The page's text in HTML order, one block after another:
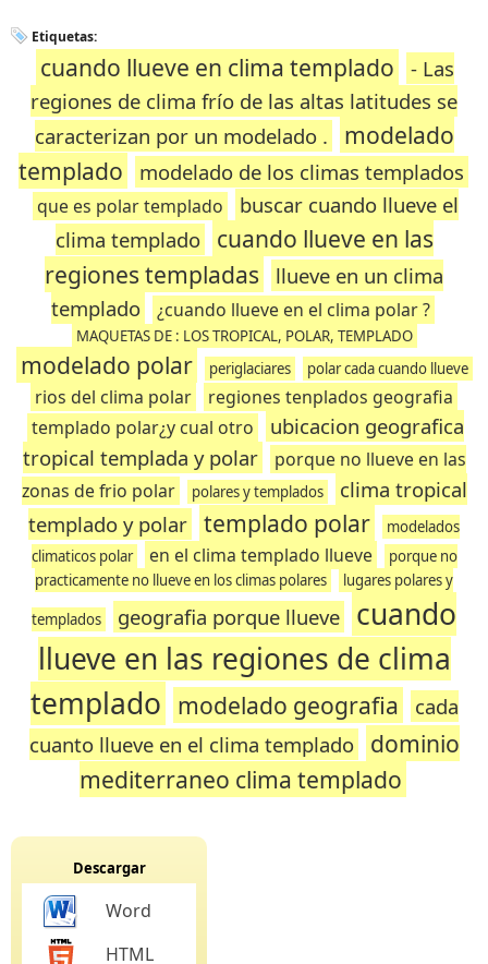
Etiquetas:
cuando llueve en clima templado
- Las
regiones de clima frío de las altas latitudes se
caracterizan por un modelado .
modelado
templado
modelado de los climas templados
que es polar templado
buscar cuando llueve el
clima templado
cuando llueve en las
regiones templadas
llueve en un clima
templado
¿cuando llueve en el clima polar ?
MAQUETAS DE : LOS TROPICAL, POLAR, TEMPLADO
modelado polar periglaciares polar cada cuando llueve
rios del clima polar
regiones tenplados geografia
templado polar¿y cual otro
ubicacion geografica
tropical templada y polar
porque no llueve en las
zonas de frio polar
polares y templados
clima tropical
templado y polar templado polar
modelados
climaticos polar
en el clima templado llueve
porque no
practicamente no llueve en los climas polares
lugares polares y
templados
geografia porque llueve
cuando
llueve en las regiones de clima
templado modelado geografia
cada
cuanto llueve en el clima templado
dominio
mediterraneo clima templado
Descargar
Word
HTML